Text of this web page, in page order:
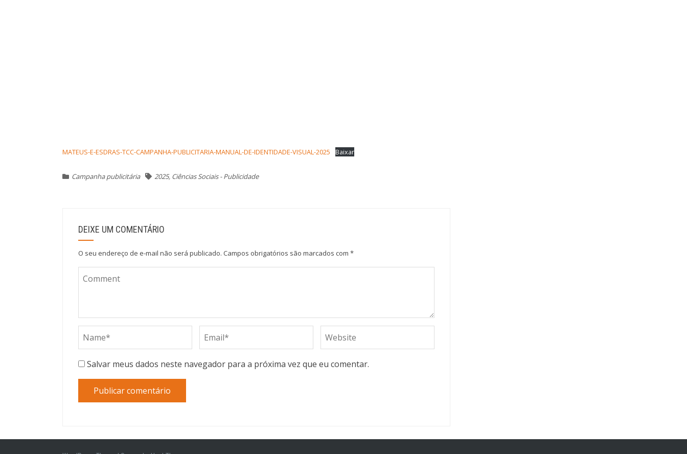
MATEUS-E-ESDRAS-TCC-CAMPANHA-PUBLICITARIA-MANUAL-DE-IDENTIDADE-VISUAL-2025 Baixar
Campanha publicitária 2025, Ciências Sociais - Publicidade
DEIXE UM COMENTÁRIO
O seu endereço de e-mail não será publicado. Campos obrigatórios são marcados com *
Salvar meus dados neste navegador para a próxima vez que eu comentar.